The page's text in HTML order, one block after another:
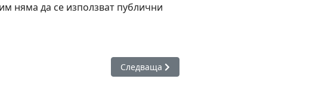
няма да се използват публични
Поклон пред подвига на Ботев и загиналите за свободата на България
Следваща статия: Кметът Димитър Николов:
Следваща